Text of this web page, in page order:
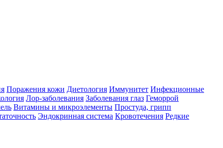
Поражения кожи Диетология Иммунитет Инфекционные
Лор-заболевания Заболевания глаз Геморрой
Витамины и микроэлементы Простуда, грипп
Эндокринная система Кровотечения Редкие